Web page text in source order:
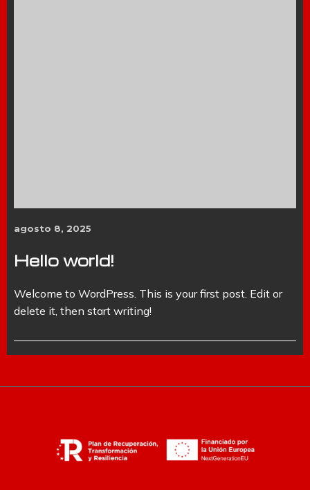
agosto 8, 2025
Hello world!
Welcome to WordPress. This is your first post. Edit or
delete it, then start writing!